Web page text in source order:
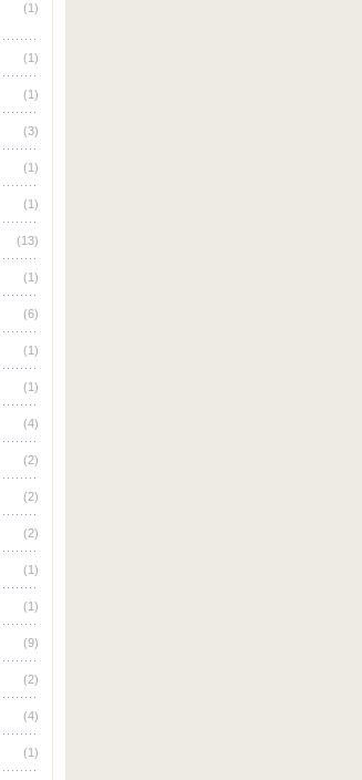
(1)
(1)
(1)
(3)
(1)
(1)
(13)
(1)
(6)
(1)
(1)
(4)
(2)
(2)
(2)
(1)
(1)
(9)
(2)
(4)
(1)